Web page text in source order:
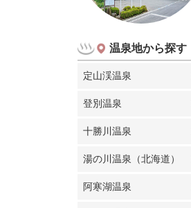
温泉地から探す
定山渓温泉
登別温泉
十勝川温泉
湯の川温泉（北海道）
阿寒湖温泉